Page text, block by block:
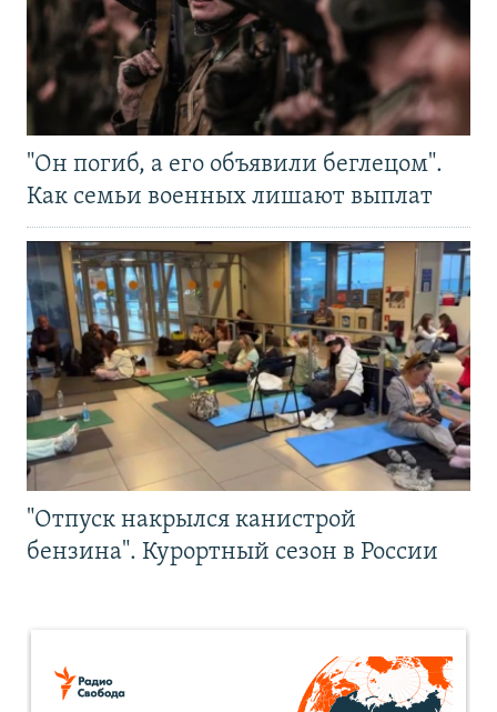
"Он погиб, а его объявили беглецом".
Как семьи военных лишают выплат
"Отпуск накрылся канистрой
бензина". Курортный сезон в России